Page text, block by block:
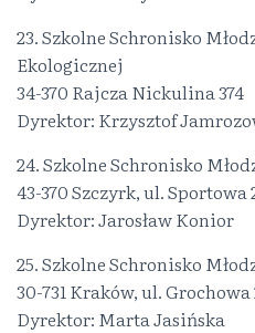
23. Szkolne Schronisko
Ekologicznej
34-370 Rajcza Nickulina 374
Dyrektor: Krzysztof
24. Szkolne Schronisko
43-370 Szczyrk, ul. Sportowa
Dyrektor: Jarosław Konior
25. Szkolne Schronisko
30-731 Kraków, ul. Grochowa
Dyrektor: Marta Jasińska